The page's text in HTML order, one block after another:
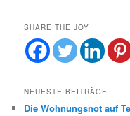
SHARE THE JOY
NEUESTE BEITRÄGE
Die Wohnungsnot auf